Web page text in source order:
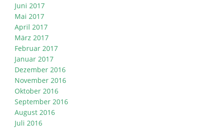
Juni 2017
Mai 2017
April 2017
März 2017
Februar 2017
Januar 2017
Dezember 2016
November 2016
Oktober 2016
September 2016
August 2016
Juli 2016